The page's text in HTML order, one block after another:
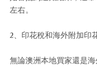
左右。
2、印花稅和海外附加印
無論澳洲本地買家還是